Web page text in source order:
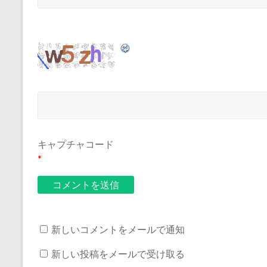
キャプチャコード
*
新しいコメントをメールで通知
新しい投稿をメールで受け取る